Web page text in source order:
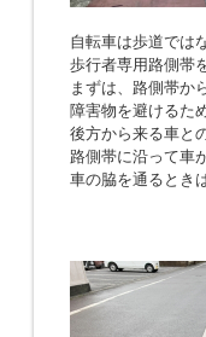
自転車は歩道では
歩行者専用路側帯
まずは、路側帯か
障害物を避けるた
後方から来る車と
路側帯に沿って車
車の脇を通るとき